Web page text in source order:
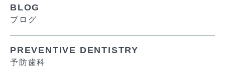
BLOG
ブログ
PREVENTIVE DENTISTRY
予防歯科